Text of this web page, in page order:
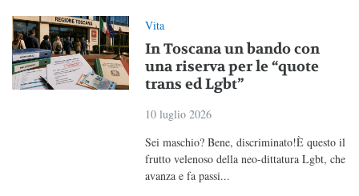
Vita
In Toscana un bando con
una riserva per le “quote
trans ed Lgbt”
10 luglio 2026
Sei maschio? Bene, discriminato!È questo il
frutto velenoso della neo-dittatura Lgbt, che
avanza e fa passi...